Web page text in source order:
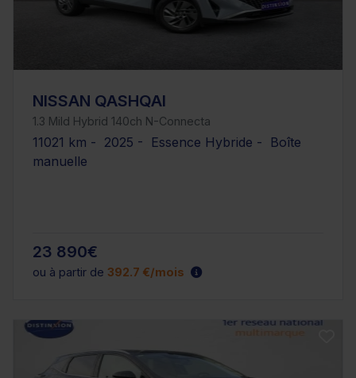
NISSAN QASHQAI
1.3 Mild Hybrid 140ch N-Connecta
11021 km - 2025 - Essence Hybride - Boîte
manuelle
23 890€
ou à partir de 392.7 €/mois